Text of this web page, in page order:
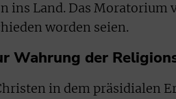
ins Land. Das Moratorium
worden seien.
Wahrung der
in dem präsidialen